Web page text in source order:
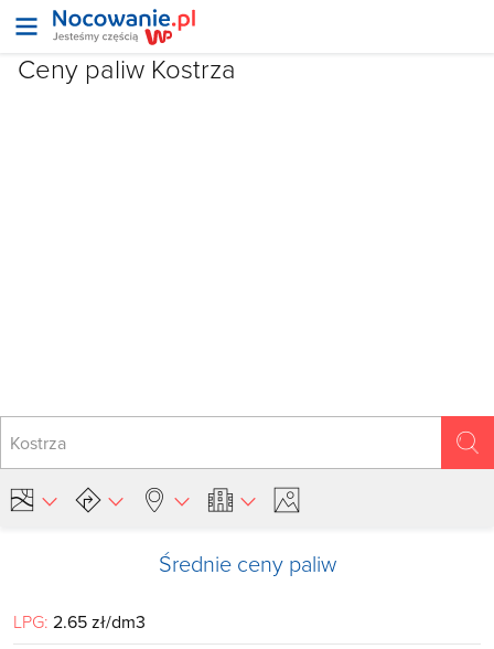
Ceny paliw Kostrza
Średnie ceny paliw
LPG: 2.65 zł/dm3